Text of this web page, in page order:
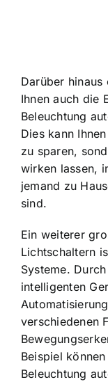
Darüber
Ihnen auch die
Beleuchtung
Dies kann
zu sparen,
wirken lassen,
jemand zu
sind.
Ein weiterer
Lichtschaltern
Systeme.
intelligenten
verschiedenen
Beispiel
Beleuchtung